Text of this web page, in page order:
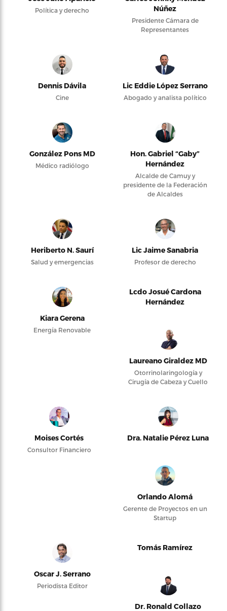
Política y derecho
Núñez
Presidente Cámara de
Representantes
Dennis Dávila
Cine
Lic Eddie López Serrano
Abogado y analista político
González Pons MD
Médico radiólogo
Hon. Gabriel “Gaby”
Hernández
Alcalde de Camuy y
presidente de la Federación
de Alcaldes
Heriberto N. Saurí
Salud y emergencias
Lic Jaime Sanabria
Profesor de derecho
Kiara Gerena
Energía Renovable
Lcdo Josué Cardona
Hernández
Laureano Giraldez MD
Otorrinolaringología y
Cirugía de Cabeza y Cuello
Moises Cortés
Consultor Financiero
Dra. Natalie Pérez Luna
Orlando Alomá
Gerente de Proyectos en un
Startup
Oscar J. Serrano
Periodista Editor
Tomás Ramírez
Dr. Ronald Collazo